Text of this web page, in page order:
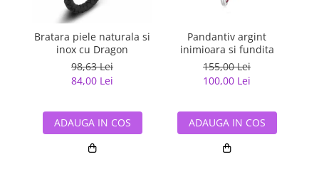
semipretioase
Bijuterii argint placat cu aur
Bijuterii argint cu diverse
Bijuterii de Lux
Bijuterii gotice si rock
Bijuterii Handmade
Bijuterii fantezie
Bijuterii tungsten
Bratara piele naturala si
inox cu Dragon
98,63 Lei
84,00 Lei
ADAUGA IN COS
Pandantiv argint
inimioara si fundita
155,00 Lei
100,00 Lei
ADAUGA IN COS